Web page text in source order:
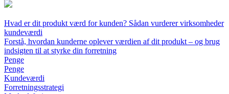
Hvad er dit produkt værd for kunden? Sådan vurderer virksomheder
kundeværdi
Forstå, hvordan kunderne oplever værdien af dit produkt – og brug
indsigten til at styrke din forretning
Penge
Penge
Kundeværdi
Forretningsstrategi